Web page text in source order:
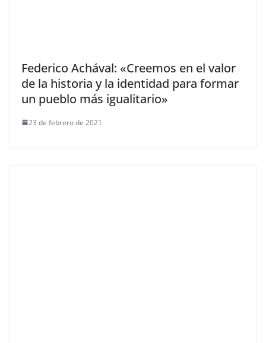
Federico Achával: «Creemos en el valor
de la historia y la identidad para formar
un pueblo más igualitario»
23 de febrero de 2021